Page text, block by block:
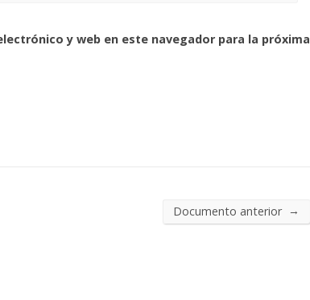
y web en este navegador para la próxima
Documento anterior →